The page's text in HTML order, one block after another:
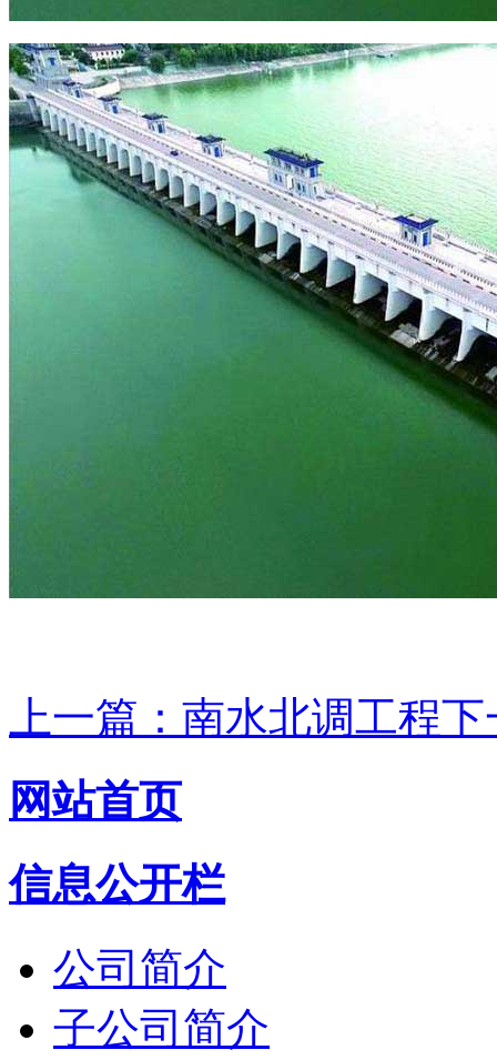
上一篇：南水北调工程下
网站首页
信息公开栏
公司简介
子公司简介